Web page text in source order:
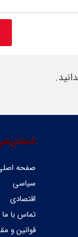
صفحه
سیاسی
اقتصادی
تماس با ما
قوانین و